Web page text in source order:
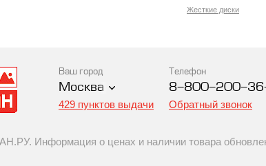
Жесткие диски
Ваш город
Москва
429 пунктов выдачи
Телефон
8-800-200-
Обратный звонок
Информация о ценах и наличии товара